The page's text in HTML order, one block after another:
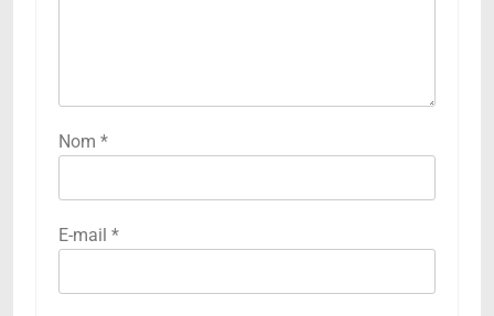
Nom *
E-mail *